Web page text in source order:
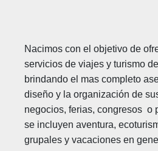
Nacimos con el objetivo de
servicios de viajes y turismo
brindando el mas completo
diseño y la organización de
negocios, ferias, congresos o
se incluyen aventura,
grupales y vacaciones en